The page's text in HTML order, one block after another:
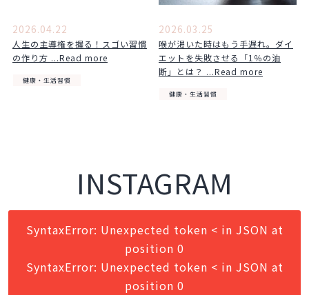
2026.04.22
人生の主導権を握る！スゴい習慣
の作り方 ...Read more
健康・生活習慣
2026.03.25
喉が渇いた時はもう手遅れ。ダイ
エットを失敗させる「1％の油
断」とは？ ...Read more
健康・生活習慣
INSTAGRAM
SyntaxError: Unexpected token < in JSON at
position 0
SyntaxError: Unexpected token < in JSON at
position 0